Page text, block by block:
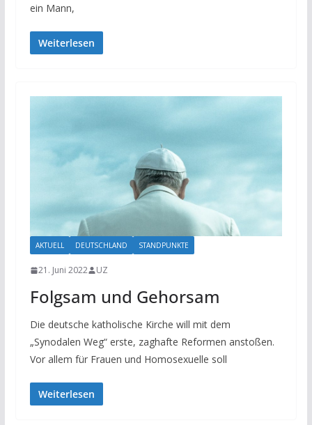
ein Mann,
Weiterlesen
AKTUELL DEUTSCHLAND STANDPUNKTE
21. Juni 2022 UZ
Folgsam und Gehorsam
Die deutsche katholische Kirche will mit dem
„Synodalen Weg“ erste, zaghafte Reformen anstoßen.
Vor allem für Frauen und Homosexuelle soll
Weiterlesen